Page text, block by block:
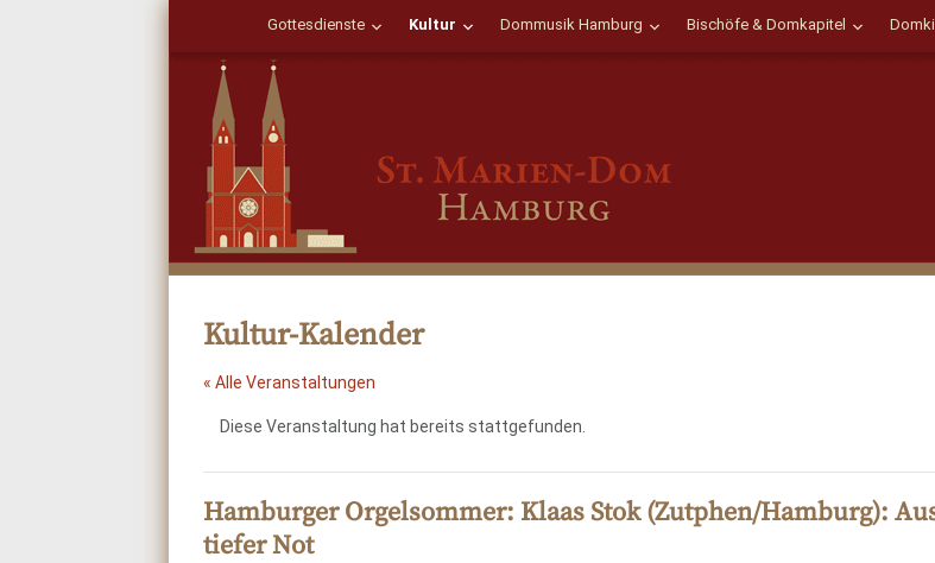
Gottesdienste Kultur Dommusik Hamburg Bischöfe & Domkapitel
Kultur-Kalender
« Alle Veranstaltungen
Diese Veranstaltung hat bereits stattgefunden.
Hamburger Orgelsommer: Klaas Stok (Zutphen/Hamburg):
tiefer Not